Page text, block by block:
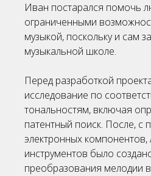
Иван постарался помочь
ограниченными
музыкой, поскольку и сам
музыкальной школе.
Перед разработкой
исследование по
тональностям, включая
патентный поиск. После,
электронных
инструментов было
преобразования мелодии